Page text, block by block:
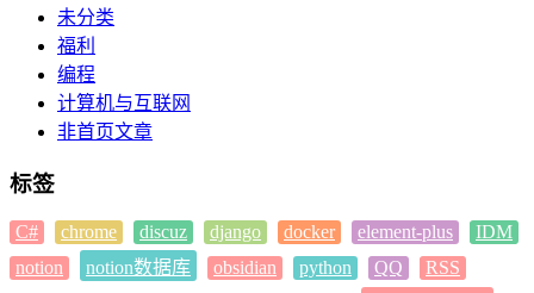
未分类
福利
编程
计算机与互联网
非首页文章
标签
C# chrome discuz django docker element-plus
IDM
notion
notion数据库 obsidian python QQ
RSS